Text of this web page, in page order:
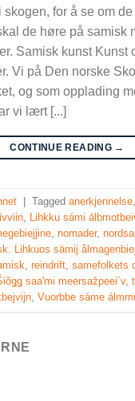
for å se om
de høre på samisk
Samisk kunst Kunst
Vi på Den norske
og som opplading
vi lært [...]
CONTINUE READING →
Tagged anerkjennelse,
, Lihkku sámi
, nomader,
Lihkuos sämij
, reindrift, samefolkets
saa'mi meersažpeei´v,
, Vuorbbe sáme